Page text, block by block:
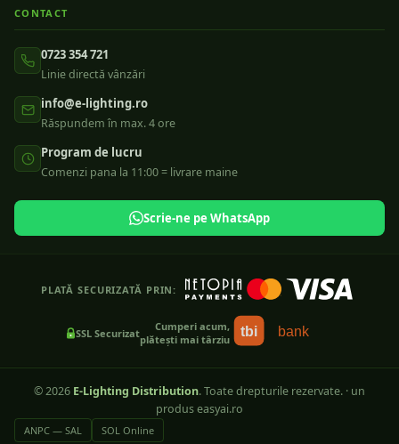
CONTACT
0723 354 721
Linie directă vânzări
info@e-lighting.ro
Răspundem în max. 4 ore
Program de lucru
Comenzi pana la 11:00 = livrare maine
Scrie-ne pe WhatsApp
PLATĂ SECURIZATĂ PRIN:
SSL Securizat
Cumperi acum,
plătești mai târziu
tbi bank
©2026 E-Lighting Distribution. Toate drepturile rezervate. · un
produs easyai.ro
ANPC — SAL SOL Online